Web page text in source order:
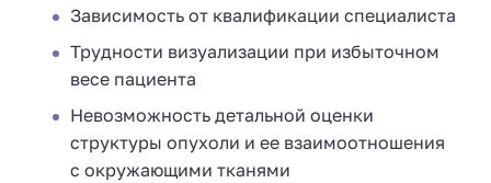
Зависимость от квалификации специалиста
Трудности визуализации при избыточном
весе пациента
Невозможность детальной оценки
структуры опухоли и ее взаимоотношения
с окружающими тканями